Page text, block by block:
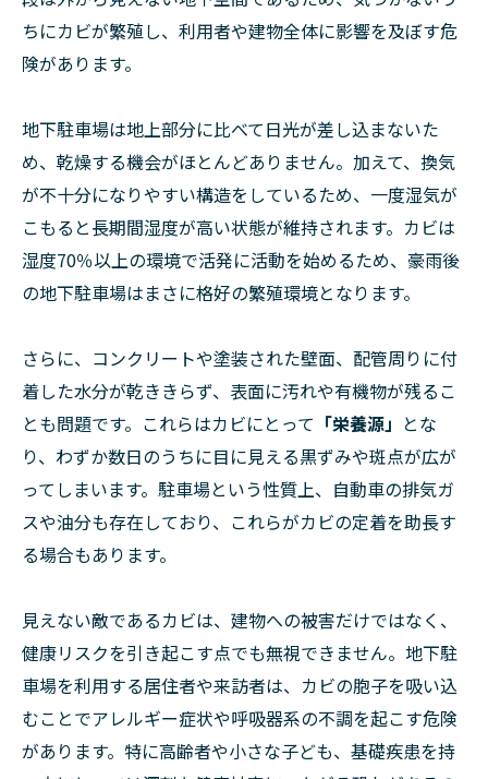
ちにカビが繁殖し、利用者や建物全体に影響を及ぼす危
険があります。
地下駐車場は地上部分に比べて日光が差し込まないた
め、乾燥する機会がほとんどありません。加えて、換気
が不十分になりやすい構造をしているため、一度湿気が
こもると長期間湿度が高い状態が維持されます。カビは
湿度70％以上の環境で活発に活動を始めるため、豪雨後
の地下駐車場はまさに格好の繁殖環境となります。
さらに、コンクリートや塗装された壁面、配管周りに付
着した水分が乾ききらず、表面に汚れや有機物が残るこ
とも問題です。これらはカビにとって 「栄養源」 とな
り、わずか数日のうちに目に見える黒ずみや斑点が広が
ってしまいます。駐車場という性質上、自動車の排気ガ
スや油分も存在しており、これらがカビの定着を助長す
る場合もあります。
見えない敵であるカビは、建物への被害だけではなく、
健康リスクを引き起こす点でも無視できません。地下駐
車場を利用する居住者や来訪者は、カビの胞子を吸い込
むことでアレルギー症状や呼吸器系の不調を起こす危険
があります。特に高齢者や小さな子ども、基礎疾患を持